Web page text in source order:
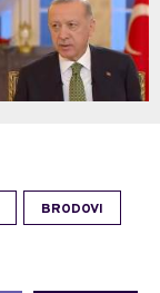
BRODOVI